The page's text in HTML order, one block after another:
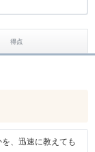
得点
、迅速に教えても